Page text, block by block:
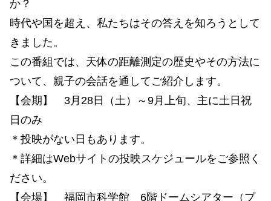
か？
時代や国を超え、私たちはその答えを知ろうとして
きました。
この番組では、天体の距離測定の歴史やその方法に
ついて、親子の会話を通してご紹介します。
【会期】 3月28日（土）～9月上旬、主に土日祝
日のみ
＊投映がない日もあります。
＊詳細はWebサイトの投映スケジュールをご参照く
ださい。
【会場】 福岡市科学館 6階ドームシアター（プ